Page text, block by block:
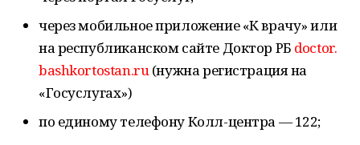
через мобильное приложение «К врачу» или
на республиканском сайте Доктор РБ doctor.
bashkortostan.ru(нужна регистрация на
«Госуслугах»)
по единому телефону Колл-центра — 122;